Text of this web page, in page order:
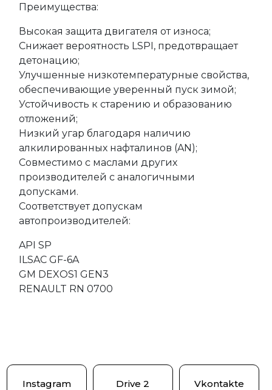
Преимущества:
Высокая защита двигателя от износа;
Снижает вероятность LSPI, предотвращает
детонацию;
Улучшенные низкотемпературные свойства,
обеспечивающие уверенный пуск зимой;
Устойчивость к старению и образованию
отложений;
Низкий угар благодаря наличию
алкилированных нафталинов (AN);
Совместимо с маслами других
производителей с аналогичными
допусками.
Соответствует допускам
автопроизводителей:
API SP
ILSAC GF-6A
GM DEXOS1 GEN3
RENAULT RN 0700
Instagram Drive 2 Vkontakte